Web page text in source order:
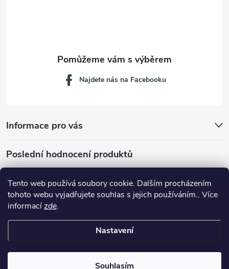
Tento web používá soubory cookie. Dalším procházením
tohoto webu vyjadřujete souhlas s jejich používáním.. Více
informacízde.
Nastavení
Souhlasím
Informace pro vás
Najdete nás na Facebooku
Poslední hodnocení produktů
Dávkovací lžička na mletou kávu 53132C8134
Copyright 2026JM servis. Všechna práva vyhrazena.